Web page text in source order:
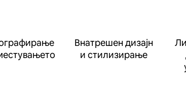
Внатрешен дизајн
и стилизирање